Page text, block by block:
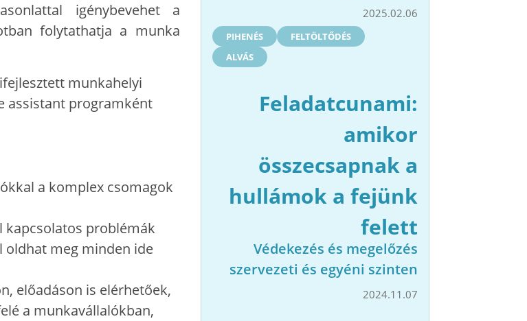
igénybevehet a
folytathatja a munka
munkahelyi
assistant programként
a komplex csomagok
kapcsolatos problémák
oldhat meg minden ide
előadáson is elérhetőek,
a munkavállalókban,
2025.02.06
PIHENÉS
FELTÖLTŐDÉS
ALVÁS
Feladatcunami:
amikor
összecsapnak a
hullámok a fejünk
felett
Védekezés és megelőzés
szervezeti és egyéni szinten
2024.11.07